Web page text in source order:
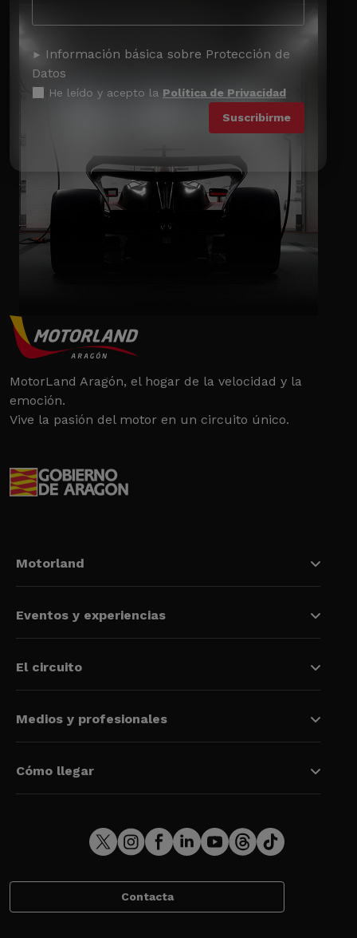
Información básica sobre Protección de
Datos
He leído y acepto la Política de Privacidad
MotorLand Aragón, el hogar de la velocidad y la
emoción.
Vive la pasión del motor en un circuito único.
Motorland
Eventos y experiencias
El circuito
Medios y profesionales
Cómo llegar
Contacta